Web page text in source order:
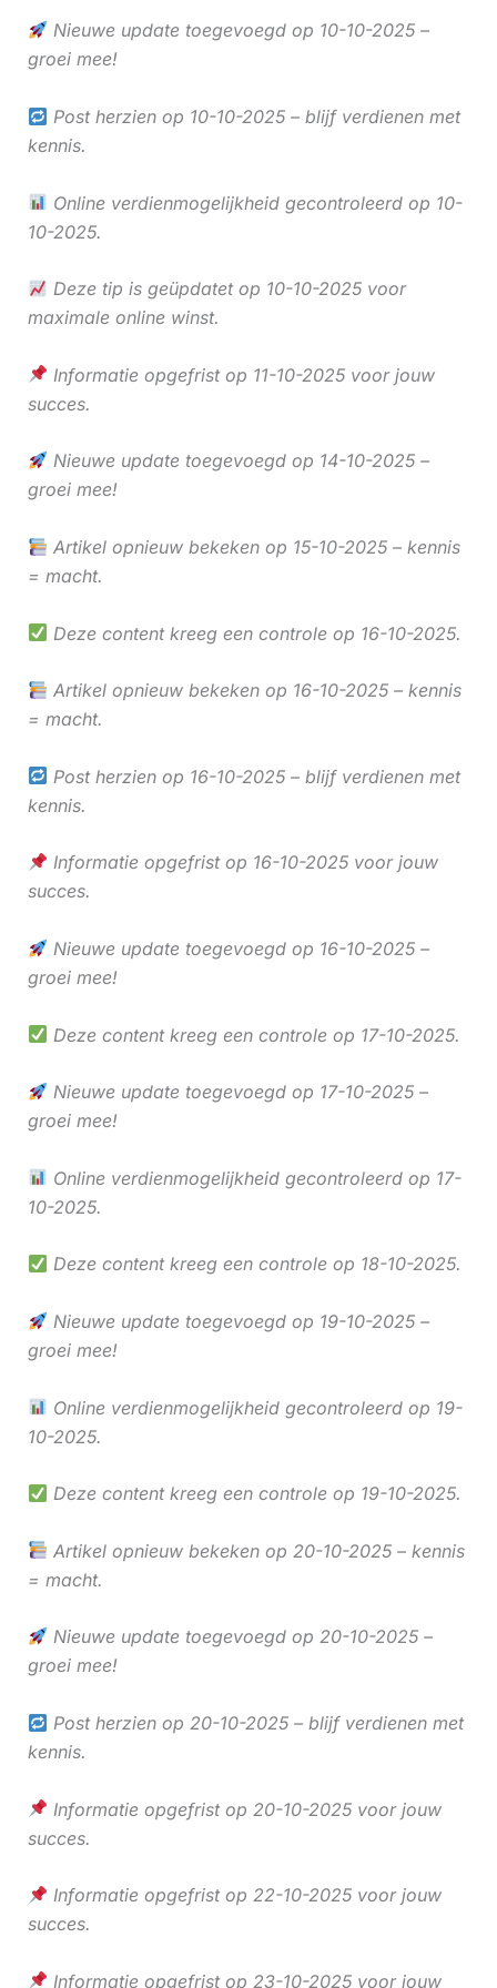
Nieuwe update toegevoegd op 10-10-2025 –
groei mee!
Post herzien op 10-10-2025 – blijf verdienen met
kennis.
Online verdienmogelijkheid gecontroleerd op 10-
10-2025.
Deze tip is geüpdatet op 10-10-2025 voor
maximale online winst.
Informatie opgefrist op 11-10-2025 voor jouw
succes.
Nieuwe update toegevoegd op 14-10-2025 –
groei mee!
Artikel opnieuw bekeken op 15-10-2025 – kennis
= macht.
Deze content kreeg een controle op 16-10-2025.
Artikel opnieuw bekeken op 16-10-2025 – kennis
= macht.
Post herzien op 16-10-2025 – blijf verdienen met
kennis.
Informatie opgefrist op 16-10-2025 voor jouw
succes.
Nieuwe update toegevoegd op 16-10-2025 –
groei mee!
Deze content kreeg een controle op 17-10-2025.
Nieuwe update toegevoegd op 17-10-2025 –
groei mee!
Online verdienmogelijkheid gecontroleerd op 17-
10-2025.
Deze content kreeg een controle op 18-10-2025.
Nieuwe update toegevoegd op 19-10-2025 –
groei mee!
Online verdienmogelijkheid gecontroleerd op 19-
10-2025.
Deze content kreeg een controle op 19-10-2025.
Artikel opnieuw bekeken op 20-10-2025 – kennis
= macht.
Nieuwe update toegevoegd op 20-10-2025 –
groei mee!
Post herzien op 20-10-2025 – blijf verdienen met
kennis.
Informatie opgefrist op 20-10-2025 voor jouw
succes.
Informatie opgefrist op 22-10-2025 voor jouw
succes.
Informatie opgefrist op 23-10-2025 voor jouw